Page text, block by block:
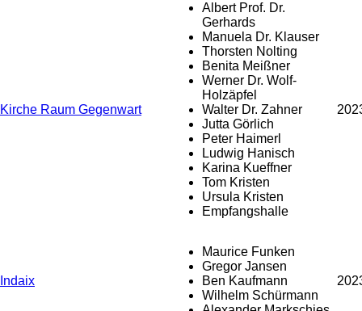
Kirche Raum Gegenwart
Albert Prof. Dr.
Gerhards
Manuela Dr. Klauser
Thorsten Nolting
Benita Meißner
Werner Dr. Wolf-
Holzäpfel
Walter Dr. Zahner
Jutta Görlich
Peter Haimerl
Ludwig Hanisch
Karina Kueffner
Tom Kristen
Ursula Kristen
Empfangshalle
Indaix
Maurice Funken
Gregor Jansen
Ben Kaufmann
Wilhelm Schürmann